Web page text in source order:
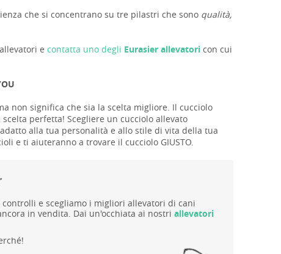
che si concentrano su tre pilastri che sono qualità,
e contatta uno degli Eurasier allevatori con cui
non significa che sia la scelta migliore. Il cucciolo
perfetta! Scegliere un cucciolo allevato
alla tua personalità e allo stile di vita della tua
e ti aiuteranno a trovare il cucciolo GIUSTO.
e scegliamo i migliori allevatori di cani
in vendita. Dai un'occhiata ai nostri allevatori